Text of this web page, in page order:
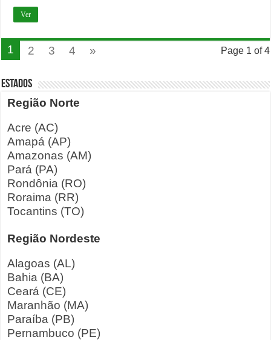
Ver
Page 1 of 4
1 2 3 4 »
ESTADOS
Região Norte
Acre (AC)
Amapá (AP)
Amazonas (AM)
Pará (PA)
Rondônia (RO)
Roraima (RR)
Tocantins (TO)
Região Nordeste
Alagoas (AL)
Bahia (BA)
Ceará (CE)
Maranhão (MA)
Paraíba (PB)
Pernambuco (PE)